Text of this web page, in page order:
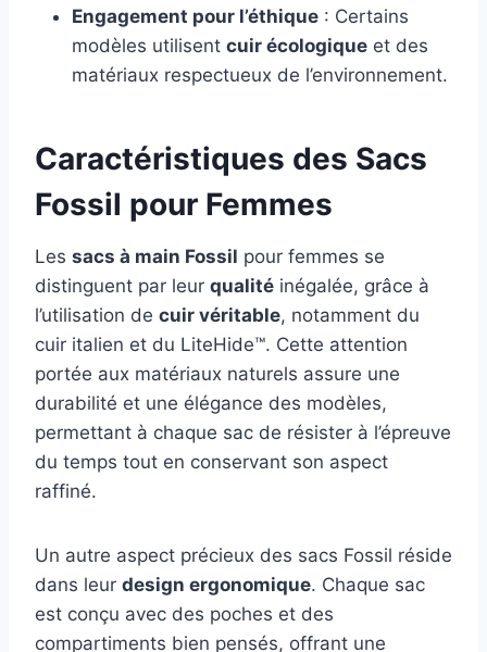
Engagement pour l’éthique : Certains
modèles utilisent cuir écologique et des
matériaux respectueux de l’environnement.
Caractéristiques des Sacs
Fossil pour Femmes
Les sacs à main Fossil pour femmes se
distinguent par leur qualité inégalée, grâce à
l’utilisation de cuir véritable, notamment du
cuir italien et du LiteHide™. Cette attention
portée aux matériaux naturels assure une
durabilité et une élégance des modèles,
permettant à chaque sac de résister à l’épreuve
du temps tout en conservant son aspect
raffiné.
Un autre aspect précieux des sacs Fossil réside
dans leur design ergonomique. Chaque sac
est conçu avec des poches et des
compartiments bien pensés, offrant une